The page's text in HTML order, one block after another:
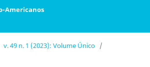
Americanos
v. 49 n. 1 (2023): Volume Único /